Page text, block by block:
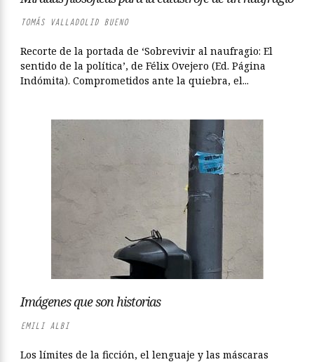
TOMÁS VALLADOLID BUENO
Recorte de la portada de ‘Sobrevivir al naufragio: El
sentido de la política’, de Félix Ovejero (Ed. Página
Indómita). Comprometidos ante la quiebra, el...
Imágenes que son historias
EMILI ALBI
Los límites de la ficción, el lenguaje y las máscaras